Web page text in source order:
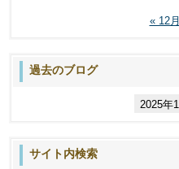
« 12月
過去のブログ
サイト内検索